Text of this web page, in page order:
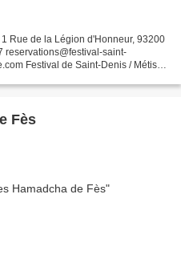
Rue de la Légion d'Honneur, 93200
reservations@festival-saint-
Festival de Saint-Denis / Métis
Fès